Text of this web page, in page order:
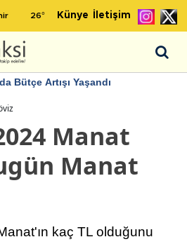
26° Künye İletişim
Bütçe Artışı Yaşandı
Manat
Manat
kaç TL olduğunu